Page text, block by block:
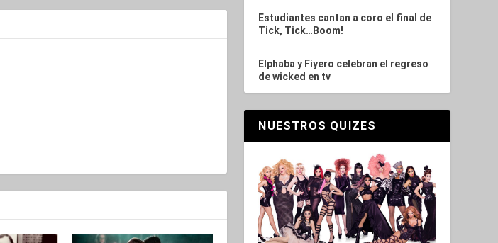
Estudiantes cantan a coro el final de
Tick, Tick…Boom!
Elphaba y Fiyero celebran el regreso
de wicked en tv
NUESTROS QUIZES